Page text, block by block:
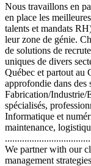
Nous travaillons en
en place les
talents et mandats
leur zone de génie.
de solutions de
uniques de divers
Québec et partout au
approfondie dans des
Fabrication/Industrie/
spécialisés,
Informatique et
maintenance,
We partner with our
management